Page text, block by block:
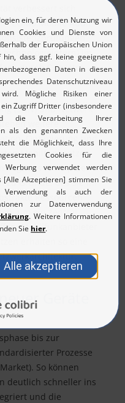
inCOM5.Mobile Audit
technologieintern) im
durch Operator-
(SDN) und Network
weitere
Optimierung und
Mobilfunknetzes
liegt das Prinzip der
zu Grunde, das sie im
Ressourcen
um ein zentral
Mobilfunkanbieter
Geräte
bis zur
Prozesse
So können
deutlich schneller ins
und die